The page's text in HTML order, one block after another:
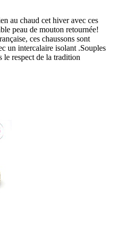
au chaud cet hiver avec ces
peau de mouton retournée!
ces chaussons sont
un intercalaire isolant .Souples
le respect de la tradition